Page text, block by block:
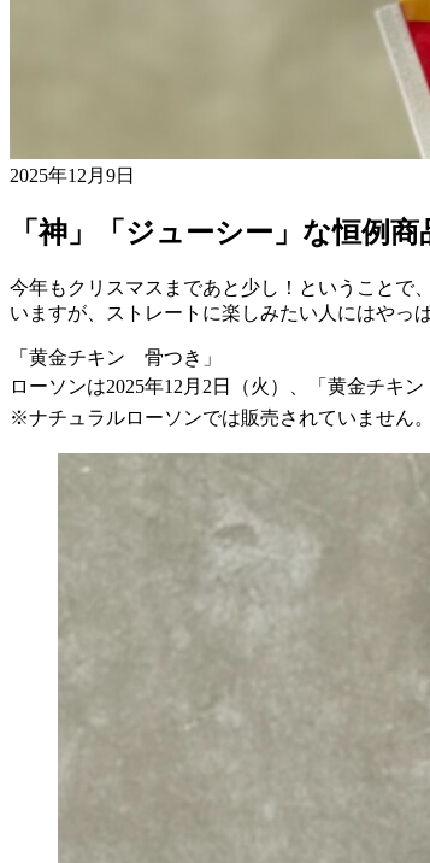
2025年12月9日
「神」「ジューシー」な恒例
今年もクリスマスまであと少し！ということで
いますが、ストレートに楽しみたい人にはやっ
「黄金チキン 骨つき」
ローソンは2025年12月2日（火）、「黄金チキ
※ナチュラルローソンでは販売されていません。